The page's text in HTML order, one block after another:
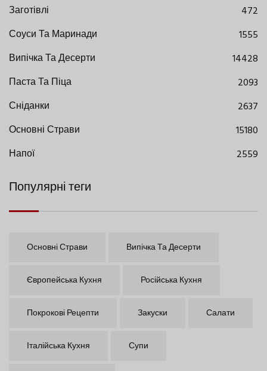
Заготівлі
472
Соуси Та Маринади
1555
Випічка Та Десерти
14428
Паста Та Піца
2093
Сніданки
2637
Основні Страви
15180
Напої
2559
Популярні теги
Основні Страви Випічка Та Десерти
Європейська Кухня Російська Кухня
Покрокові Рецепти Закуски Салати
Італійська Кухня Супи